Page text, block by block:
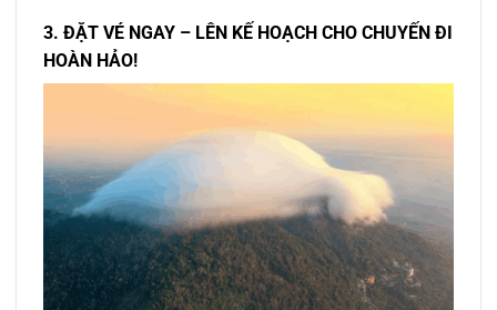
3. ĐẶT VÉ NGAY – LÊN KẾ HOẠCH CHO CHUYẾN ĐI
HOÀN HẢO!